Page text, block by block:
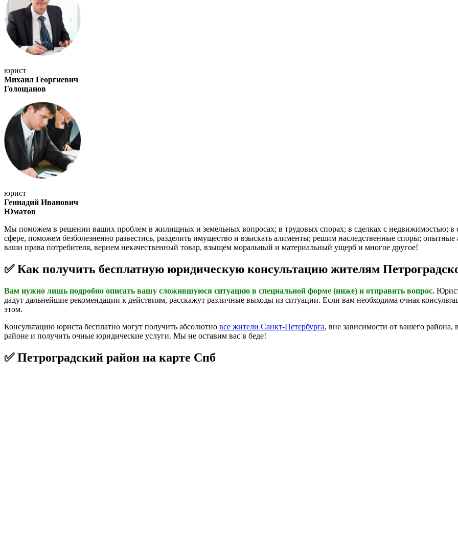
юрист
Михаил Георгиевич
Голощанов
юрист
Геннадий Иванович
Юматов
Мы поможем в решении ваших проблем в жилищных и земельных вопросах; в трудовых спорах; в сделках с недвижимостью; в
сфере, поможем безболезненно развестись, разделить имущество и взыскать алименты; решим наследственные споры;
ваши права потребителя, вернем некачественный товар, взыщем моральный и материальный ущерб и многое другое!
✅ Как получить бесплатную юридическую консультацию жителям
Вам нужно лишь подробно описать вашу сложившуюся ситуацию в специальной форме (ниже) и отправить вопрос.
дадут дальнейшие рекомендации к действиям, расскажут различные выходы из ситуации. Если вам необходима очная
этом.
Консультацию юриста бесплатно могут получить абсолютно все жители Санкт-Петербурга, вне зависимости от вашего
районе и получить очные юридические услуги. Мы не оставим вас в беде!
✅ Петроградский район на карте Спб